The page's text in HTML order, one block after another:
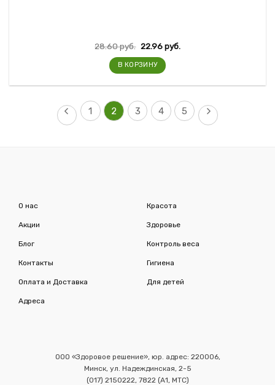
28.60руб. 22.96руб.
В КОРЗИНУ
1 2 3 4 5
О нас
Акции
Блог
Контакты
Оплата и Доставка
Адреса
Красота
Здоровье
Контроль веса
Гигиена
Для детей
ООО «Здоровое решение», юр. адрес: 220006,
Минск, ул. Надеждинская, 2-5
(017) 2150222, 7822 (А1, МТС)